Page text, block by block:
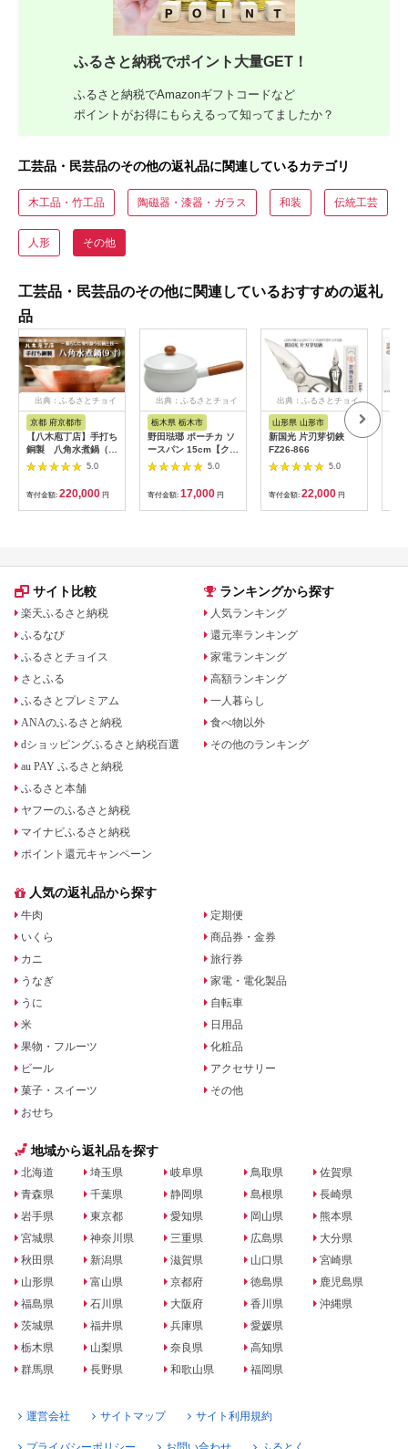
ふるさと納税でポイント大量GET！
ふるさと納税でAmazonギフトコードなど
ポイントがお得にもらえるって知ってましたか？
工芸品・民芸品のその他の返礼品に関連しているカテゴリ
木工品・竹工品 陶磁器・漆器・ガラス 和装 伝統工芸
人形 その他
工芸品・民芸品のその他に関連しているおすすめの返礼
品
出典：ふるさとチョイ
ス
京都 府京都市
【八木庖丁店】手打ち
銅製 八角水煮鍋（9
寸）
5.0
寄付金額: 220,000 円
出典：ふるさとチョイ
ス
栃木県 栃木市
野田琺瑯 ポーチカ ソ
ースパン 15cm【クラ
フト 民芸 人気 おすす
5.0
寄付金額: 17,000 円
出典：ふるさとチョイ
山形県 山形市
新国光 片刃芽切鋏
FZ26-866
5.0
寄付金額: 22,000 円
サイト比較
楽天ふるさと納税
ふるなび
ふるさとチョイス
さとふる
ふるさとプレミアム
ANAのふるさと納税
dショッピングふるさと納税百選
au PAY ふるさと納税
ふるさと本舗
ヤフーのふるさと納税
マイナビふるさと納税
ポイント還元キャンペーン
ランキングから探す
人気ランキング
還元率ランキング
家電ランキング
高額ランキング
一人暮らし
食べ物以外
その他のランキング
人気の返礼品から探す
牛肉
いくら
カニ
うなぎ
うに
米
果物・フルーツ
ビール
菓子・スイーツ
おせち
定期便
商品券・金券
旅行券
家電・電化製品
自転車
日用品
化粧品
アクセサリー
その他
地域から返礼品を探す
北海道
青森県
岩手県
宮城県
秋田県
山形県
福島県
茨城県
栃木県
群馬県
埼玉県
千葉県
東京都
神奈川県
新潟県
富山県
石川県
福井県
山梨県
長野県
岐阜県
静岡県
愛知県
三重県
滋賀県
京都府
大阪府
兵庫県
奈良県
和歌山県
鳥取県
島根県
岡山県
広島県
山口県
徳島県
香川県
愛媛県
高知県
福岡県
佐賀県
長崎県
熊本県
大分県
宮崎県
鹿児島県
沖縄県
運営会社 サイトマップ サイト利用規約